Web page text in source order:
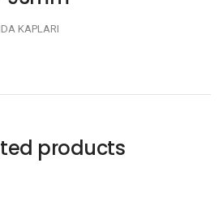
KAPLARI
products